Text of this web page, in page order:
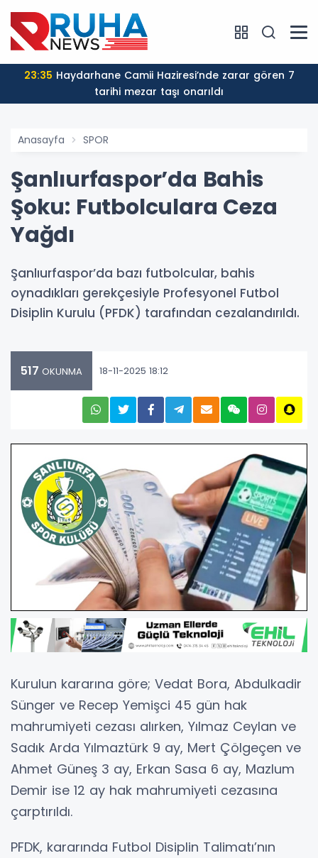
23:35
tarihi mezar taşı onarıldı
Anasayfa SPOR
Şanlıurfaspor’da Bahis
Şoku: Futbolculara Ceza
Yağdı
Şanlıurfaspor’da bazı futbolcular, bahis
oynadıkları gerekçesiyle Profesyonel Futbol
Disiplin Kurulu (PFDK) tarafından cezalandırıldı.
517 OKUNMA 18-11-2025 18:12
Kurulun kararına göre; Vedat Bora, Abdulkadir
Sünger ve Recep Yemişci 45 gün hak
mahrumiyeti cezası alırken, Yılmaz Ceylan ve
Sadık Arda Yılmaztürk 9 ay, Mert Çölgeçen ve
Ahmet Güneş 3 ay, Erkan Sasa 6 ay, Mazlum
Demir ise 12 ay hak mahrumiyeti cezasına
çarptırıldı.
PFDK, kararında Futbol Disiplin Talimatı’nın